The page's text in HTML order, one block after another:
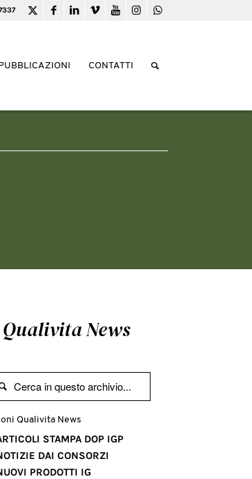
CONTATTI
Qualivita News
Qualivita News
STAMPA DOP IGP
DAI CONSORZI
PRODOTTI IG